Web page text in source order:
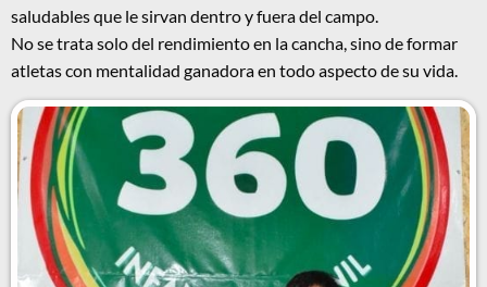
saludables que le sirvan dentro y fuera del campo.
No se trata solo del rendimiento en la cancha, sino de formar
atletas con mentalidad ganadora en todo aspecto de su vida.